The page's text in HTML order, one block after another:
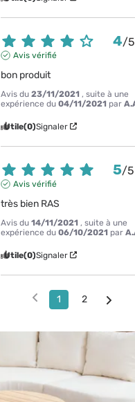
4/5
Avis vérifié
bon produit
Avis du23/11/2021 , suite à une
expérience du04/11/2021 par
Utile(0)Signaler
5/5
Avis vérifié
très bien RAS
Avis du14/11/2021 , suite à une
expérience du06/10/2021 par
Utile(0)Signaler
1 2